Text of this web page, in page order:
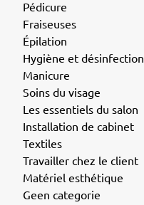
Pédicure
Fraiseuses
Épilation
Hygiène et désinfection
Manicure
Soins du visage
Les essentiels du salon
Installation de cabinet
Textiles
Travailler chez le client
Matériel esthétique
Geen categorie